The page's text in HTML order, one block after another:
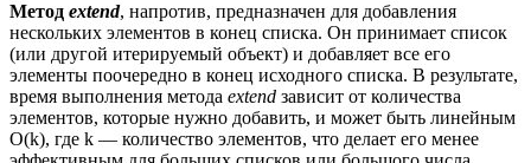
Метод extend, напротив, предназначен для добавления
нескольких элементов в конец списка. Он принимает список
(или другой итерируемый объект) и добавляет все его
элементы поочередно в конец исходного списка. В результате,
время выполнения метода extend зависит от количества
элементов, которые нужно добавить, и может быть линейным
O(k), где k — количество элементов, что делает его менее